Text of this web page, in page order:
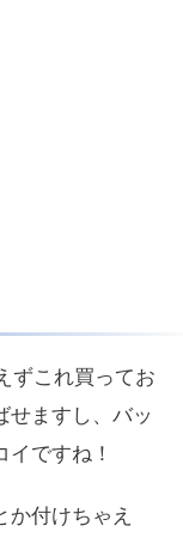
ずこれ買ってお
せますし、バッ
ですね！
付けちゃえ